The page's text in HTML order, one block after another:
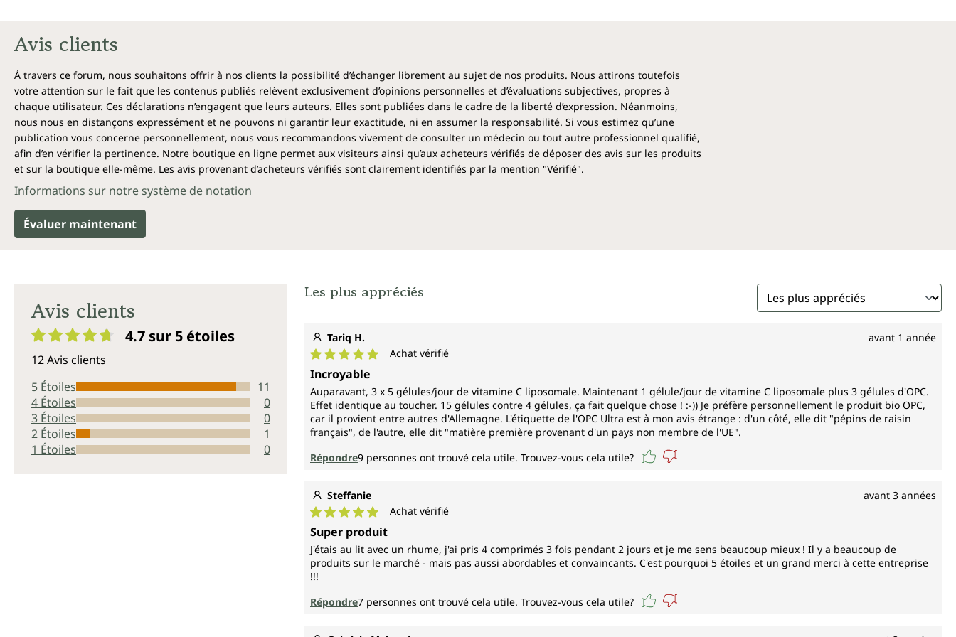
Avis clients
Á travers ce forum, nous souhaitons offrir à nos clients la possibilité d’échanger librement au sujet de nos produits. Nous attirons toutefois
votre attention sur le fait que les contenus publiés relèvent exclusivement d’opinions personnelles et d’évaluations subjectives, propres à
chaque utilisateur. Ces déclarations n’engagent que leurs auteurs. Elles sont publiées dans le cadre de la liberté d’expression. Néanmoins,
nous nous en distançons expressément et ne pouvons ni garantir leur exactitude, ni en assumer la responsabilité. Si vous estimez qu’une
publication vous concerne personnellement, nous vous recommandons vivement de consulter un médecin ou tout autre professionnel qualifié,
afin d’en vérifier la pertinence. Notre boutique en ligne permet aux visiteurs ainsi qu’aux acheteurs vérifiés de déposer des avis sur les produits
et sur la boutique elle-même. Les avis provenant d’acheteurs vérifiés sont clairement identifiés par la mention "Vérifié".
Informations sur notre système de notation
Évaluer maintenant
Avis clients
4.7 sur 5 étoiles
12 Avis clients
5 Étoiles
11
4 Étoiles
0
3 Étoiles
0
2 Étoiles
1
1 Étoiles
0
Les plus appréciés
Tariq H. avant 1 année
Note moyenne de 5 sur 5 étoiles
Achat vérifié
Incroyable
Auparavant, 3 x 5 gélules/jour de vitamine C liposomale. Maintenant 1 gélule/jour de vitamine C liposomale plus 3 gélules d'OPC.
Effet identique au toucher. 15 gélules contre 4 gélules, ça fait quelque chose ! :-)) Je préfère personnellement le produit bio OPC,
car il provient entre autres d'Allemagne. L'étiquette de l'OPC Ultra est à mon avis étrange : d'un côté, elle dit "pépins de raisin
français", de l'autre, elle dit "matière première provenant d'un pays non membre de l'UE".
Répondre9 personnes ont trouvé cela utile. Trouvez-vous cela utile?
Steffanie avant 3 années
Note moyenne de 5 sur 5 étoiles
Achat vérifié
Super produit
J'étais au lit avec un rhume, j'ai pris 4 comprimés 3 fois pendant 2 jours et je me sens beaucoup mieux ! Il y a beaucoup de
produits sur le marché - mais pas aussi abordables et convaincants. C'est pourquoi 5 étoiles et un grand merci à cette entreprise
!!!
Répondre7 personnes ont trouvé cela utile. Trouvez-vous cela utile?